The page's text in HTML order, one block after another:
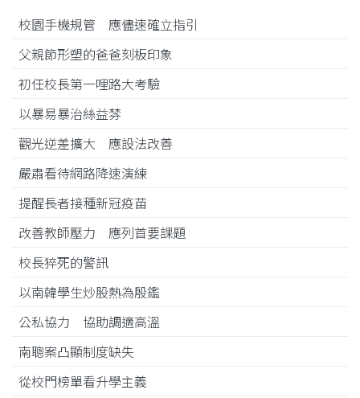
校園手機規管 應儘速確立指引
父親節形塑的爸爸刻板印象
初任校長第一哩路大考驗
以暴易暴治絲益棼
觀光逆差擴大 應設法改善
嚴肅看待網路降速演練
提醒長者接種新冠疫苗
改善教師壓力 應列首要課題
校長猝死的警訊
以南韓學生炒股熱為殷鑑
公私協力 協助調適高溫
南聰案凸顯制度缺失
從校門榜單看升學主義